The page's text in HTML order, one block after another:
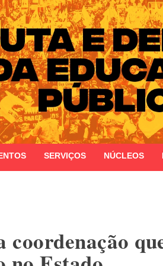
Estado do Rio Grande do Sul
SERVIÇOS NÚCLEOS
coordenação